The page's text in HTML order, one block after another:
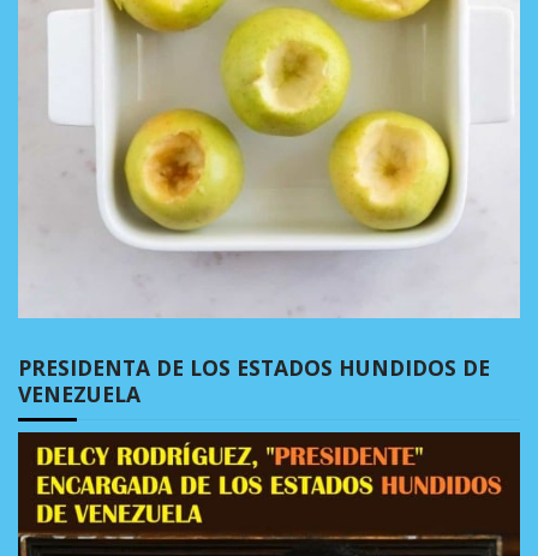
PRESIDENTA DE LOS ESTADOS HUNDIDOS DE
VENEZUELA